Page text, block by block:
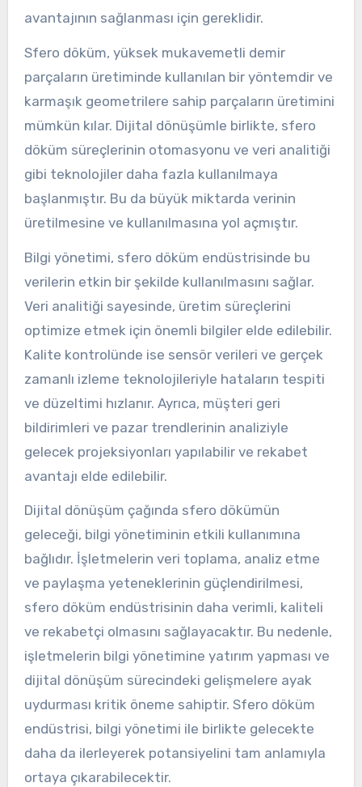
avantajının sağlanması için gereklidir.
Sfero döküm, yüksek mukavemetli demir
parçaların üretiminde kullanılan bir yöntemdir ve
karmaşık geometrilere sahip parçaların üretimini
mümkün kılar. Dijital dönüşümle birlikte, sfero
döküm süreçlerinin otomasyonu ve veri analitiği
gibi teknolojiler daha fazla kullanılmaya
başlanmıştır. Bu da büyük miktarda verinin
üretilmesine ve kullanılmasına yol açmıştır.
Bilgi yönetimi, sfero döküm endüstrisinde bu
verilerin etkin bir şekilde kullanılmasını sağlar.
Veri analitiği sayesinde, üretim süreçlerini
optimize etmek için önemli bilgiler elde edilebilir.
Kalite kontrolünde ise sensör verileri ve gerçek
zamanlı izleme teknolojileriyle hataların tespiti
ve düzeltimi hızlanır. Ayrıca, müşteri geri
bildirimleri ve pazar trendlerinin analiziyle
gelecek projeksiyonları yapılabilir ve rekabet
avantajı elde edilebilir.
Dijital dönüşüm çağında sfero dökümün
geleceği, bilgi yönetiminin etkili kullanımına
bağlıdır. İşletmelerin veri toplama, analiz etme
ve paylaşma yeteneklerinin güçlendirilmesi,
sfero döküm endüstrisinin daha verimli, kaliteli
ve rekabetçi olmasını sağlayacaktır. Bu nedenle,
işletmelerin bilgi yönetimine yatırım yapması ve
dijital dönüşüm sürecindeki gelişmelere ayak
uydurması kritik öneme sahiptir. Sfero döküm
endüstrisi, bilgi yönetimi ile birlikte gelecekte
daha da ilerleyerek potansiyelini tam anlamıyla
ortaya çıkarabilecektir.